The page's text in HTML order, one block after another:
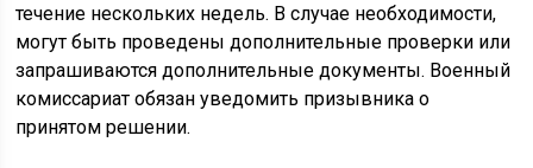
течение нескольких недель. В случае необходимости,
могут быть проведены дополнительные проверки или
запрашиваются дополнительные документы. Военный
комиссариат обязан уведомить призывника о
принятом решении.